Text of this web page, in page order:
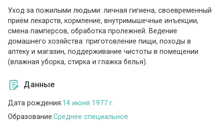
Уход за пожилыми людьми: личная гигиена, своевременный
приём лекарств, кормление, внутримышечные инъекции,
смена памперсов, обработка пролежней. Ведение
домашнего хозяйства: приготовление пищи, походы в
аптеку и магазин, поддерживание чистоты в помещении
(влажная уборка, стирка и глажка белья).
Данные
Дата рождения:14 июня 1977 г.
Образование:Среднее специальное